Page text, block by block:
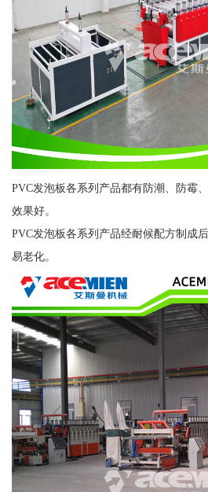
PVC发泡板各系列产品都有防潮、防霉
效果好。
PVC发泡板各系列产品经耐候配方制成
易老化。